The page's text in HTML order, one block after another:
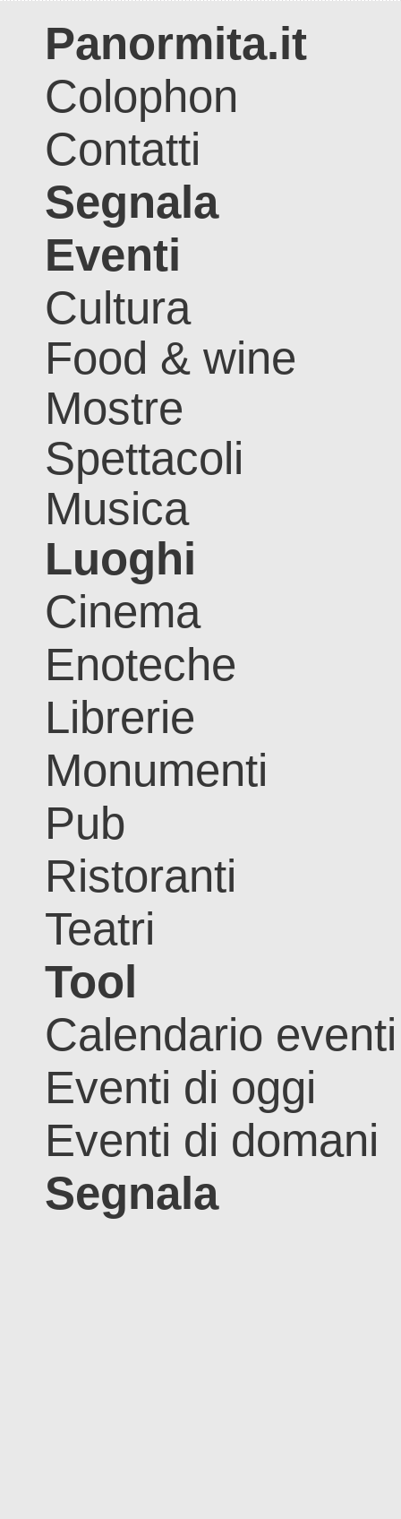
Panormita.it
Colophon
Contatti
Segnala
Eventi
Cultura
Food & wine
Mostre
Spettacoli
Musica
Luoghi
Cinema
Enoteche
Librerie
Monumenti
Pub
Ristoranti
Teatri
Tool
Calendario eventi
Eventi di oggi
Eventi di domani
Segnala